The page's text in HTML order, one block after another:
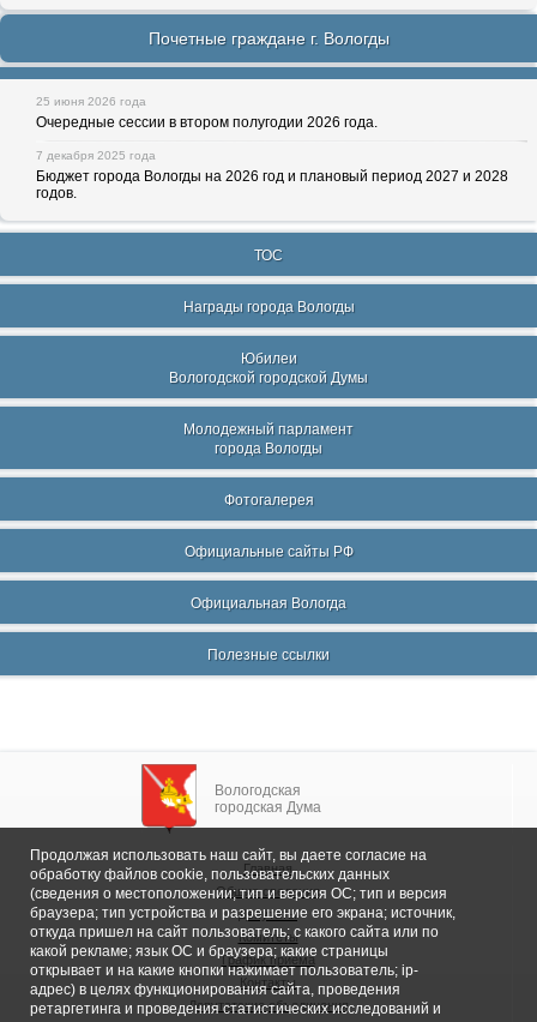
Почетные граждане г. Вологды
25 июня 2026 года
Очередные сессии в втором полугодии 2026 года.
7 декабря 2025 года
Бюджет города Вологды на 2026 год и плановый период 2027 и 2028
годов.
ТОС
Награды города Вологды
Юбилеи
Вологодской городской Думы
Молодежный парламент
города Вологды
Фотогалерея
Официальные сайты РФ
Официальная Вологда
Полезные ссылки
Вологодская
городская Дума
Главная
Общие сведения
Депутаты
Комитеты
График приема
Контакты
Депутатские объединения
Продолжая использовать наш сайт, вы даете согласие на
обработку файлов cookie, пользовательских данных
(сведения о местоположении; тип и версия ОС; тип и версия
браузера; тип устройства и разрешение его экрана; источник,
откуда пришел на сайт пользователь; с какого сайта или по
какой рекламе; язык ОС и браузера; какие страницы
открывает и на какие кнопки нажимает пользователь; ip-
адрес) в целях функционирования сайта, проведения
ретаргетинга и проведения статистических исследований и